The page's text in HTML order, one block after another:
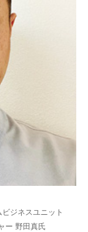
ジネスユニット
ー 野田真氏